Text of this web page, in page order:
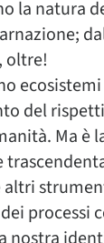
la natura
oltre!
del
Ma è
processi